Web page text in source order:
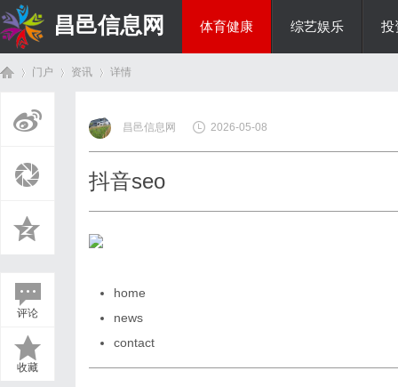
昌邑信息网 体育健康 综艺娱乐 投
门户 资讯
›
详情
评论
收藏
昌邑信息网 2026-05-08
抖音seo
home
news
contact